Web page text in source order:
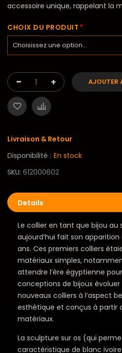
accessoire unique, rappelant la
CHOIX DU PRODUIT
- + AJOUTER
Livraison & Retour
Disponibilité : En stock
SKU 612000602
Details
Le collier en tant que bijou au
aujourd’hui fait son
ans. Ces premiers colliers
matériaux simples,
attendre l’ère égyptienne
conceptions de bijoux
nouveaux colliers à l’aspect
esthétique et conçus à partir
matériaux.
La sculpture sur os (qui
caractéristique de blanc